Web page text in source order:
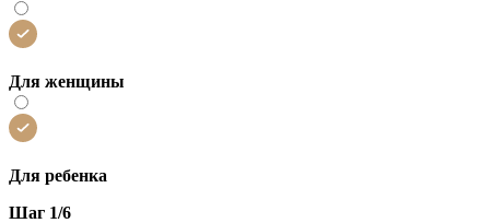
Для женщины
Для ребенка
Шаг 1/6